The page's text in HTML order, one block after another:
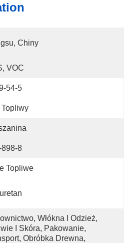
Chiny
VOC
54-5
Topliwy
898-8
Topliwe
Włókna I Odzież,
I Skóra, Pakowanie,
Obróbka Drewna,